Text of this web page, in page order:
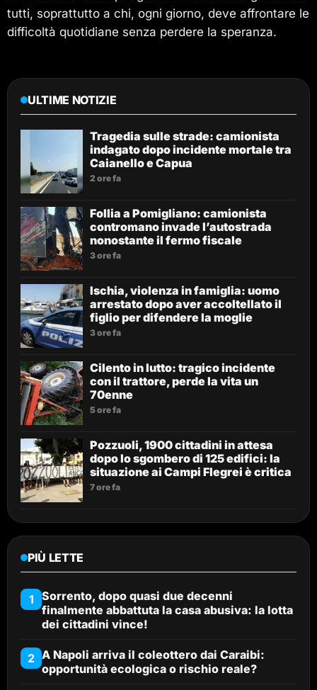
tutti, soprattutto a chi, ogni giorno, deve affrontare le
difficoltà quotidiane senza perdere la speranza.
ULTIME NOTIZIE
Tragedia sulle strade: camionista
indagato dopo incidente mortale tra
Caianello e Capua
2 ore fa
Follia a Pomigliano: camionista
contromano invade l’autostrada
nonostante il fermo fiscale
3 ore fa
Ischia, violenza in famiglia: uomo
arrestato dopo aver accoltellato il
figlio per difendere la moglie
3 ore fa
Cilento in lutto: tragico incidente
con il trattore, perde la vita un
70enne
5 ore fa
Pozzuoli, 1900 cittadini in attesa
dopo lo sgombero di 125 edifici: la
situazione ai Campi Flegrei è critica
7 ore fa
PIÙ LETTE
1 Sorrento, dopo quasi due decenni
finalmente abbattuta la casa abusiva: la lotta
dei cittadini vince!
2 A Napoli arriva il coleottero dai Caraibi:
opportunità ecologica o rischio reale?